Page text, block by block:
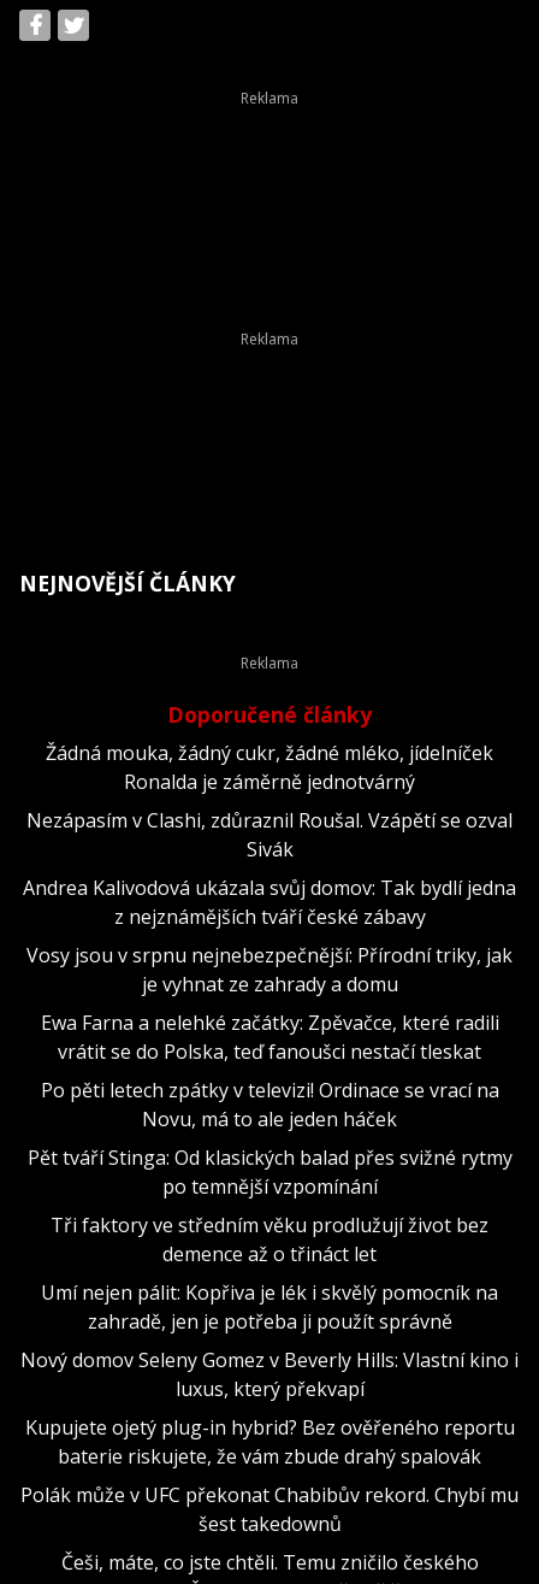
NEJNOVĚJŠÍ ČLÁNKY
Doporučené články
Žádná mouka, žádný cukr, žádné mléko, jídelníček
Ronalda je záměrně jednotvárný
Nezápasím v Clashi, zdůraznil Roušal. Vzápětí se ozval
Sivák
Andrea Kalivodová ukázala svůj domov: Tak bydlí jedna
z nejznámějších tváří české zábavy
Vosy jsou v srpnu nejnebezpečnější: Přírodní triky, jak
je vyhnat ze zahrady a domu
Ewa Farna a nelehké začátky: Zpěvačce, které radili
vrátit se do Polska, teď fanoušci nestačí tleskat
Po pěti letech zpátky v televizi! Ordinace se vrací na
Novu, má to ale jeden háček
Pět tváří Stinga: Od klasických balad přes svižné rytmy
po temnější vzpomínání
Tři faktory ve středním věku prodlužují život bez
demence až o třináct let
Umí nejen pálit: Kopřiva je lék i skvělý pomocník na
zahradě, jen je potřeba ji použít správně
Nový domov Seleny Gomez v Beverly Hills: Vlastní kino i
luxus, který překvapí
Kupujete ojetý plug-in hybrid? Bez ověřeného reportu
baterie riskujete, že vám zbude drahý spalovák
Polák může v UFC překonat Chabibův rekord. Chybí mu
šest takedownů
Češi, máte, co jste chtěli. Temu zničilo českého